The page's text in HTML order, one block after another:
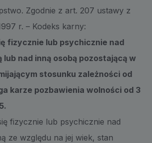
Zgodnie z art. 207 ustawy z
r. – Kodeks karny:
fizycznie lub psychicznie nad
lub nad inną osobą pozostającą w
stosunku zależności od
karze pozbawienia wolności od 3
fizycznie lub psychicznie nad
ze względu na jej wiek, stan